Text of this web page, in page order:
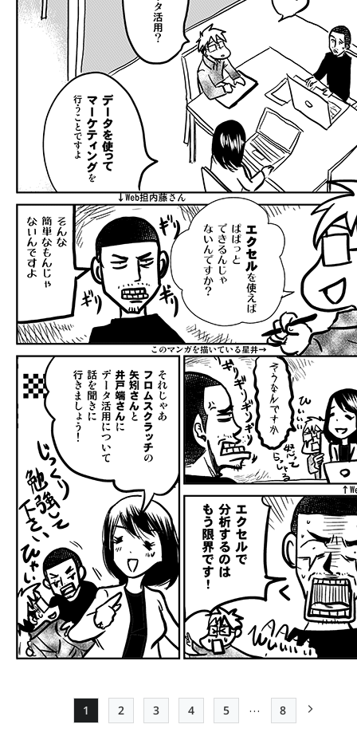
Page
1
Page
2
Page
3
Page
4
Page
5 …
最終ページ
8